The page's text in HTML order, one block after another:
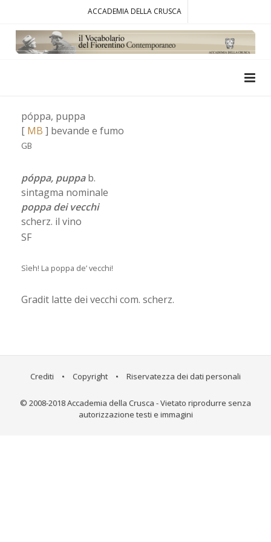
ACCADEMIA DELLA CRUSCA
póppa, puppa
[ MB ] bevande e fumo
GB
póppa, puppab.
sintagma nominale
poppa dei vecchi
scherz. il vino
SF
Sìeh! La poppa de’ vecchi!
Gradit latte dei vecchi com. scherz.
Crediti • Copyright • Riservatezza dei dati personali
© 2008-2018 Accademia della Crusca - Vietato riprodurre senza
autorizzazione testi e immagini